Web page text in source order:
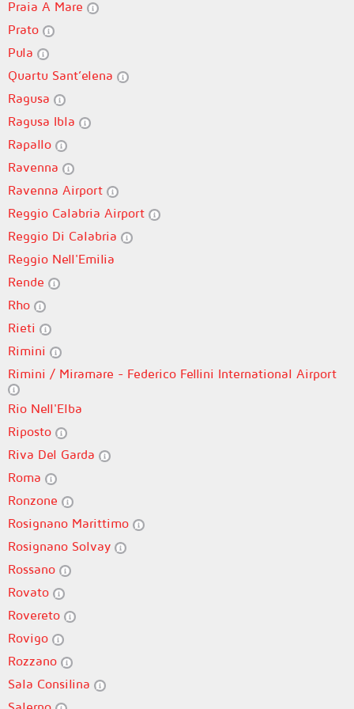
Praia A Mare
Prato
Pula
Quartu Sant’elena
Ragusa
Ragusa Ibla
Rapallo
Ravenna
Ravenna Airport
Reggio Calabria Airport
Reggio Di Calabria
Reggio Nell'Emilia
Rende
Rho
Rieti
Rimini
Rimini / Miramare - Federico Fellini International Airport
Rio Nell'Elba
Riposto
Riva Del Garda
Roma
Ronzone
Rosignano Marittimo
Rosignano Solvay
Rossano
Rovato
Rovereto
Rovigo
Rozzano
Sala Consilina